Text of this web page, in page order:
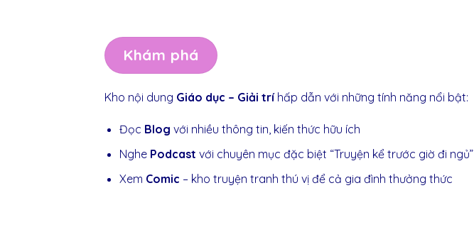
Khám phá
Kho nội dung Giáo dục – Giải trí hấp dẫn với những tính năng nổi bật:
Đọc Blog với nhiều thông tin, kiến thức hữu ích
Nghe Podcast với chuyên mục đặc biệt “Truyện kể trước giờ đi ngủ”
Xem Comic – kho truyện tranh thú vị để cả gia đình thưởng thức